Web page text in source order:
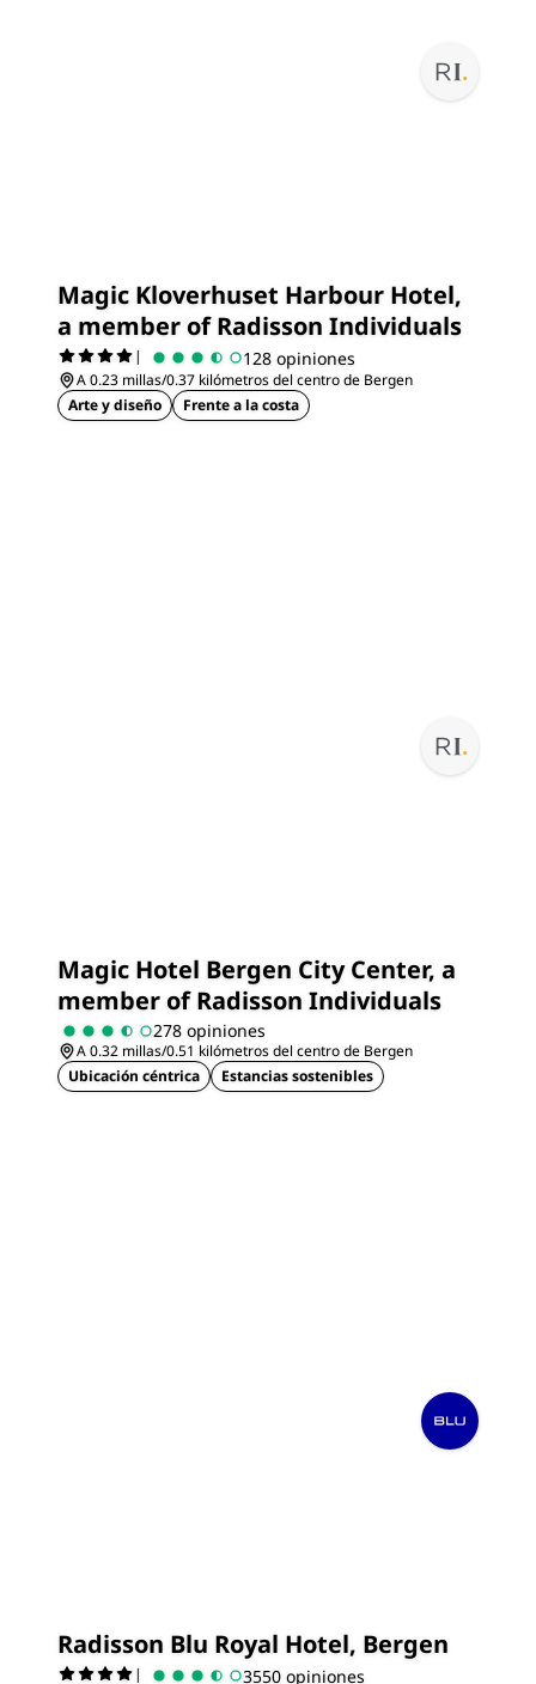
Magic Kloverhuset Harbour Hotel,
a member of Radisson Individuals
| 128 opiniones
A 0.23 millas/0.37 kilómetros del centro de Bergen
Arte y diseño
Frente a la costa
Magic Hotel Bergen City Center, a
member of Radisson Individuals
278 opiniones
A 0.32 millas/0.51 kilómetros del centro de Bergen
Ubicación céntrica
Estancias sostenibles
Radisson Blu Royal Hotel, Bergen
| 3550 opiniones